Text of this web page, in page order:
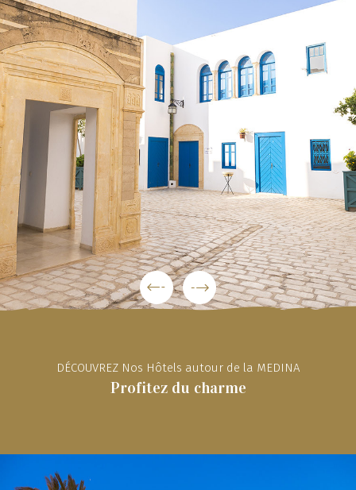
Planifiez votre séjour
DÉCOUVREZ Nos Hôtels autour de la MEDINA
Profitez du charme